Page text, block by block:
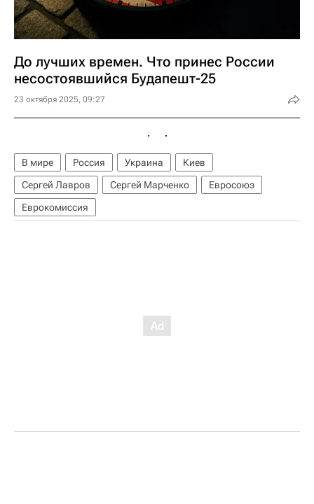
До лучших времен. Что принес России
несостоявшийся Будапешт-25
23 октября 2025, 09:27
В мире Россия Украина
Киев
Сергей Лавров
Сергей Марченко
Евросоюз
Еврокомиссия